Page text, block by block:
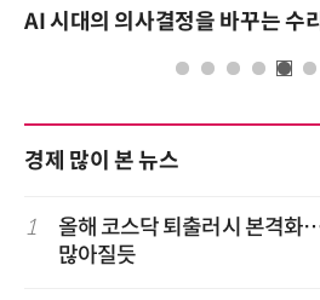
경제 많이 본 뉴스
1
올해 코스닥 퇴출러시 본격화
많아질듯